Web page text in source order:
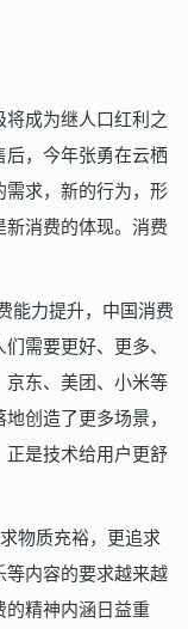
成为继人口红利之
后，今年张勇在云栖
需求，新的行为，形
消费的体现。消费
能力提升，中国消费
需要更好、更多、
京东、美团、小米等
创造了更多场景，
正是技术给用户更舒
物质充裕，更追求
等内容的要求越来越
的精神内涵日益重